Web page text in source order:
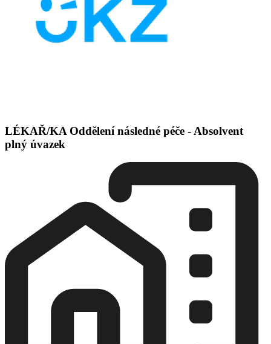
LÉKAŘ/KA Oddělení následné péče - Absolvent
plný úvazek